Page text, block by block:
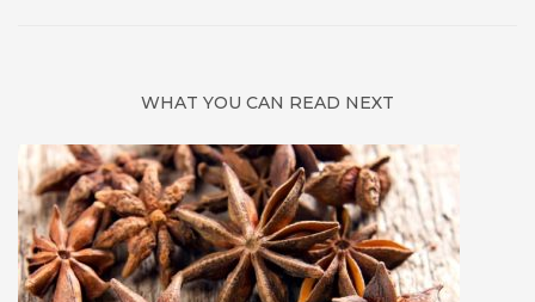
WHAT YOU CAN READ NEXT